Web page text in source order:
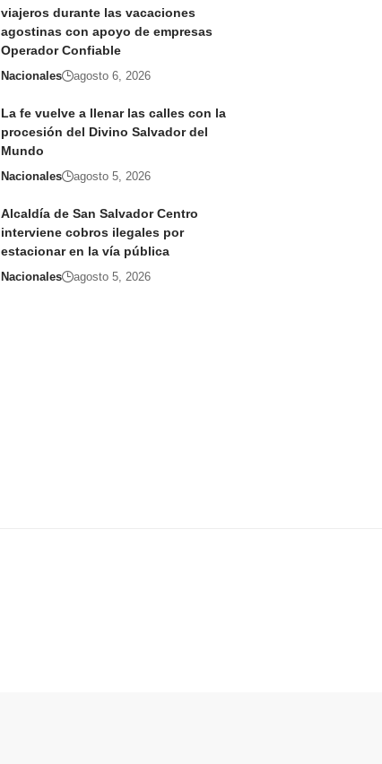
viajeros durante las vacaciones
agostinas con apoyo de empresas
Operador Confiable
Nacionales agosto 6, 2026
La fe vuelve a llenar las calles con la
procesión del Divino Salvador del
Mundo
Nacionales agosto 5, 2026
Alcaldía de San Salvador Centro
interviene cobros ilegales por
estacionar en la vía pública
Nacionales agosto 5, 2026